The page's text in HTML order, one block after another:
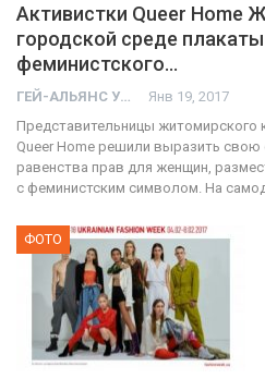
Активистки Queer Home
городской среде
феминистского…
ГЕЙ-АЛЬЯНС УКРАИНА Янв 19, 2017
Представительницы житомирского
Queer Home решили выразить свою
равенства прав для женщин,
с феминистским символом. На
ФОТО